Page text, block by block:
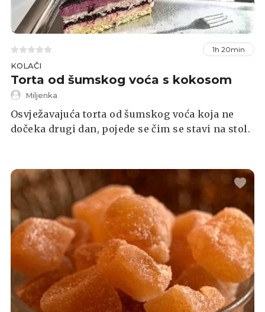
1h 20min
KOLAČI
Torta od šumskog voća s kokosom
Miljenka
Osvježavajuća torta od šumskog voća koja ne
dočeka drugi dan, pojede se čim se stavi na stol.